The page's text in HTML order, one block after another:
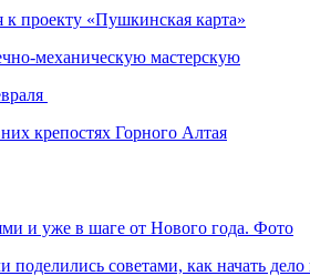
проекту «Пушкинская карта»
механическую мастерскую
крепостях Горного Алтая
и уже в шаге от Нового года. Фото
советами, как начать